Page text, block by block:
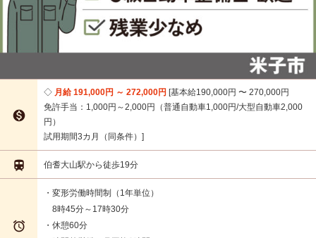

月給 191,000円 ～ 272,000円 基本給190,000円 〜 270,000円
免許手当：1,000円～2,000円（普通自動車1,000円/大型自動車2,000
円）
試用期間3カ月（同条件）
 伯耆大山駅から徒歩19分

・変形労働時間制（1年単位）
8時45分～17時30分
・休憩60分